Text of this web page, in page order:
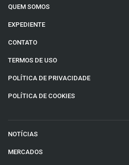
QUEM SOMOS
EXPEDIENTE
CONTATO
TERMOS DE USO
POLÍTICA DE PRIVACIDADE
POLÍTICA DE COOKIES
NOTÍCIAS
MERCADOS